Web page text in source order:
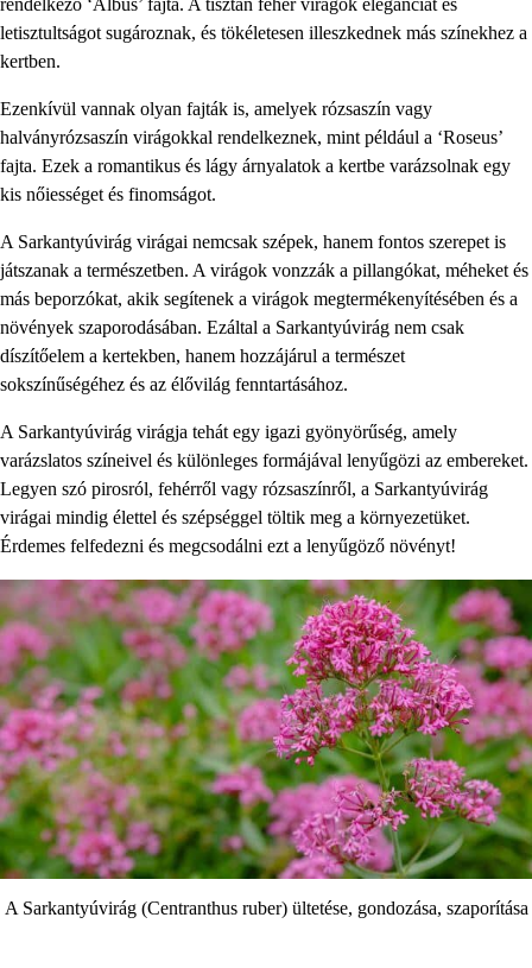
rendelkező ‘Albus’ fajta. A tisztán fehér virágok eleganciát és
letisztultságot sugároznak, és tökéletesen illeszkednek más színekhez a
kertben.
Ezenkívül vannak olyan fajták is, amelyek rózsaszín vagy
halványrózsaszín virágokkal rendelkeznek, mint például a ‘Roseus’
fajta. Ezek a romantikus és lágy árnyalatok a kertbe varázsolnak egy
kis nőiességet és finomságot.
A Sarkantyúvirág virágai nemcsak szépek, hanem fontos szerepet is
játszanak a természetben. A virágok vonzzák a pillangókat, méheket és
más beporzókat, akik segítenek a virágok megtermékenyítésében és a
növények szaporodásában. Ezáltal a Sarkantyúvirág nem csak
díszítőelem a kertekben, hanem hozzájárul a természet
sokszínűségéhez és az élővilág fenntartásához.
A Sarkantyúvirág virágja tehát egy igazi gyönyörűség, amely
varázslatos színeivel és különleges formájával lenyűgözi az embereket.
Legyen szó pirosról, fehérről vagy rózsaszínről, a Sarkantyúvirág
virágai mindig élettel és szépséggel töltik meg a környezetüket.
Érdemes felfedezni és megcsodálni ezt a lenyűgöző növényt!
A Sarkantyúvirág (Centranthus ruber) ültetése, gondozása, szaporítása